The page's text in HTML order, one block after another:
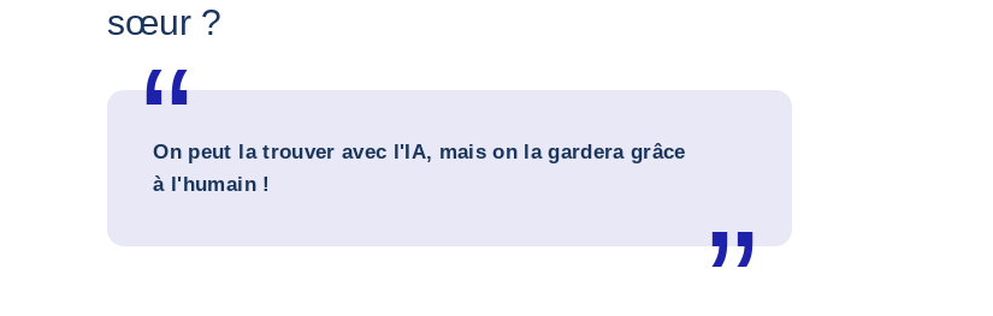
sœur ?
On peut la trouver avec l'IA, mais on la gardera grâce
à l'humain !